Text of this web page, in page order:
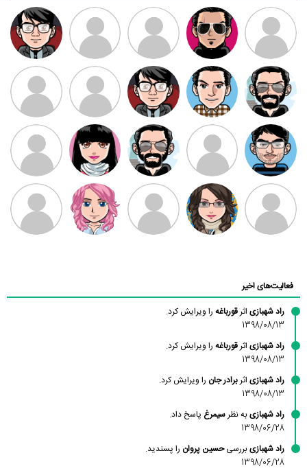
ممدرضا رضا کاظمی زهرا ~ ابتین
سید محمد
موسوی
مهدی فرهمند مهدی سلطانی داود رضیی
طرفدار میلی
بابی براون
کیوان کیانی
سامان راحمی امیردلتا امیروو ملیکا منتظری عارفه داستانپور
فعالیت‌های اخیر
راد شهبازی اثرقورباغه را ویرایش کرد.
1398/08/13
راد شهبازی اثرقورباغه را ویرایش کرد.
1398/08/13
راد شهبازی اثربرادر جان را ویرایش کرد.
1398/08/13
راد شهبازیبه نظرسیمرغ پاسخ داد.
1398/06/28
راد شهبازیبررسیحسین پروان را پسندید.
1398/06/28